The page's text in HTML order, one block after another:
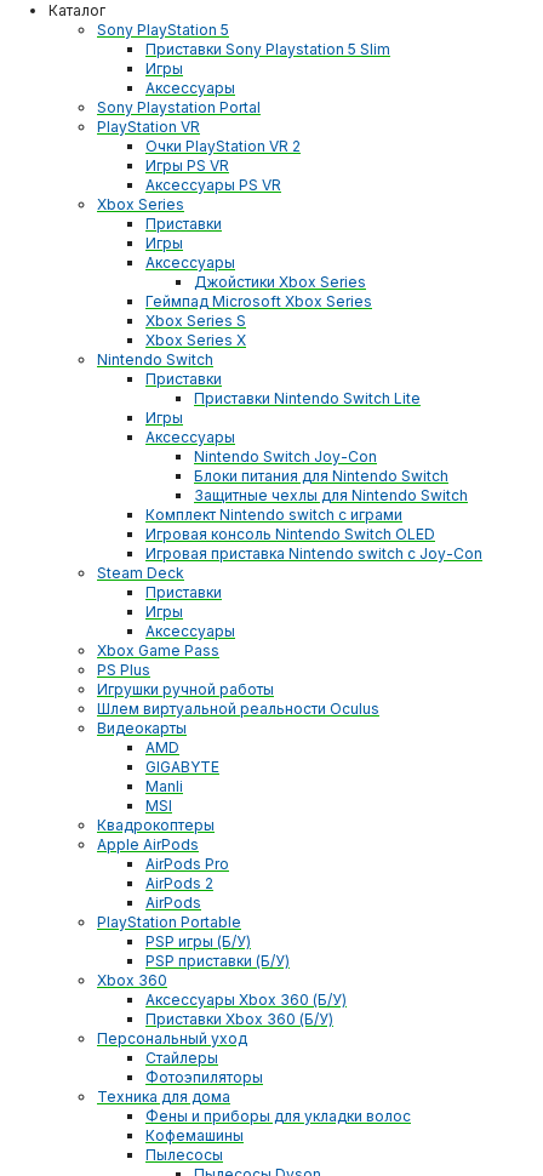
Каталог
Sony PlayStation 5
Приставки Sony Playstation 5 Slim
Игры
Аксессуары
Sony Playstation Portal
PlayStation VR
Очки PlayStation VR 2
Игры PS VR
Аксессуары PS VR
Xbox Series
Приставки
Игры
Аксессуары
Джойстики Xbox Series
Геймпад Microsoft Xbox Series
Xbox Series S
Xbox Series X
Nintendo Switch
Приставки
Приставки Nintendo Switch Lite
Игры
Аксессуары
Nintendo Switch Joy-Con
Блоки питания для Nintendo Switch
Защитные чехлы для Nintendo Switch
Комплект Nintendo switch с играми
Игровая консоль Nintendo Switch OLED
Игровая приставка Nintendo switch с Joy-Con
Steam Deck
Приставки
Игры
Аксессуары
Xbox Game Pass
PS Plus
Игрушки ручной работы
Шлем виртуальной реальности Oculus
Видеокарты
AMD
GIGABYTE
Manli
MSI
Квадрокоптеры
Apple AirPods
AirPods Pro
AirPods 2
AirPods
PlayStation Portable
PSP игры (Б/У)
PSP приставки (Б/У)
Xbox 360
Аксессуары Xbox 360 (Б/У)
Приставки Xbox 360 (Б/У)
Персональный уход
Стайлеры
Фотоэпиляторы
Техника для дома
Фены и приборы для укладки волос
Кофемашины
Пылесосы